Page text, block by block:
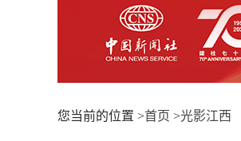
您当前的位置 >首页 >光影江西